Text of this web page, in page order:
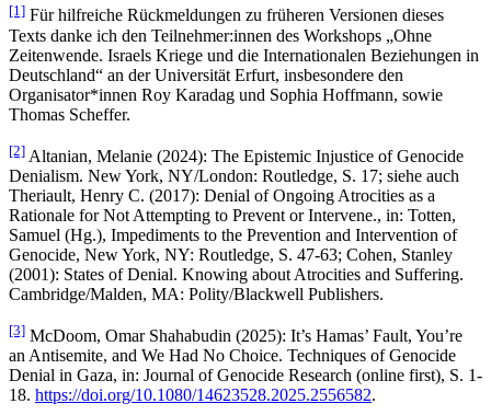
[1] Für hilfreiche Rückmeldungen zu früheren Versionen dieses
Texts danke ich den Teilnehmer:innen des Workshops „Ohne
Zeitenwende. Israels Kriege und die Internationalen Beziehungen in
Deutschland“ an der Universität Erfurt, insbesondere den
Organisator*innen Roy Karadag und Sophia Hoffmann, sowie
Thomas Scheffer.
[2] Altanian, Melanie (2024): The Epistemic Injustice of Genocide
Denialism. New York, NY/London: Routledge, S. 17; siehe auch
Theriault, Henry C. (2017): Denial of Ongoing Atrocities as a
Rationale for Not Attempting to Prevent or Intervene., in: Totten,
Samuel (Hg.), Impediments to the Prevention and Intervention of
Genocide, New York, NY: Routledge, S. 47-63; Cohen, Stanley
(2001): States of Denial. Knowing about Atrocities and Suffering.
Cambridge/Malden, MA: Polity/Blackwell Publishers.
[3] McDoom, Omar Shahabudin (2025): It’s Hamas’ Fault, You’re
an Antisemite, and We Had No Choice. Techniques of Genocide
Denial in Gaza, in: Journal of Genocide Research (online first), S. 1-
18. https://doi.org/10.1080/14623528.2025.2556582.